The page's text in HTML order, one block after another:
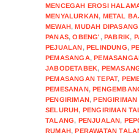
MENCEGAH EROSI
MENYALURKAN, METAL
MEWAH,MUDAH DIPASANG
PANAS,OBENG' ,PABRIK,
PEJUALAN,PELINDUNG,
PEMASANGA,
JABODETABEK,
PEMASANGAN TEPAT,
PEMESANAN,
PENGIRIMAN,
SELURUH, PENGIRIMAN
TALANG, PENJUALAN,
RUMAH,PERAWATAN